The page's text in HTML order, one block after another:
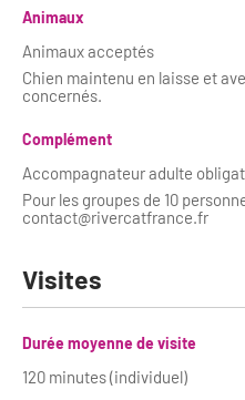
Comment se rendre accessible?
Annuaire accessibilité
Le Label Villes et
S'investir dans le label
Remise des Prix
Newsletter BtoB
Inscription à la newsletter
Institutionnels du
Grands Evènements
Animaux
Animaux acceptés
Chien maintenu en laisse et
concernés.
Complément
Accompagnateur adulte
Pour les groupes de 10
contact@rivercatfrance.fr
Visites
Durée moyenne de visite
120 minutes (individuel)